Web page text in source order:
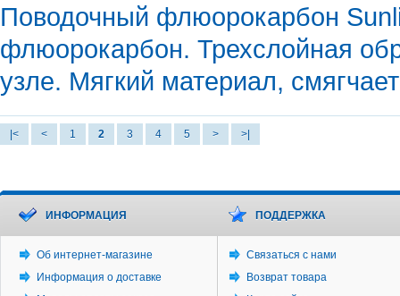
Поводочный флюорокарбон
флюорокарбон. Трехслойная
узле. Мягкий материал,
|< < 1 2 3 4 5 > >|
ИНФОРМАЦИЯ
Об интернет-магазине
Информация о доставке
ПОДДЕРЖКА
Связаться с нами
Возврат товара